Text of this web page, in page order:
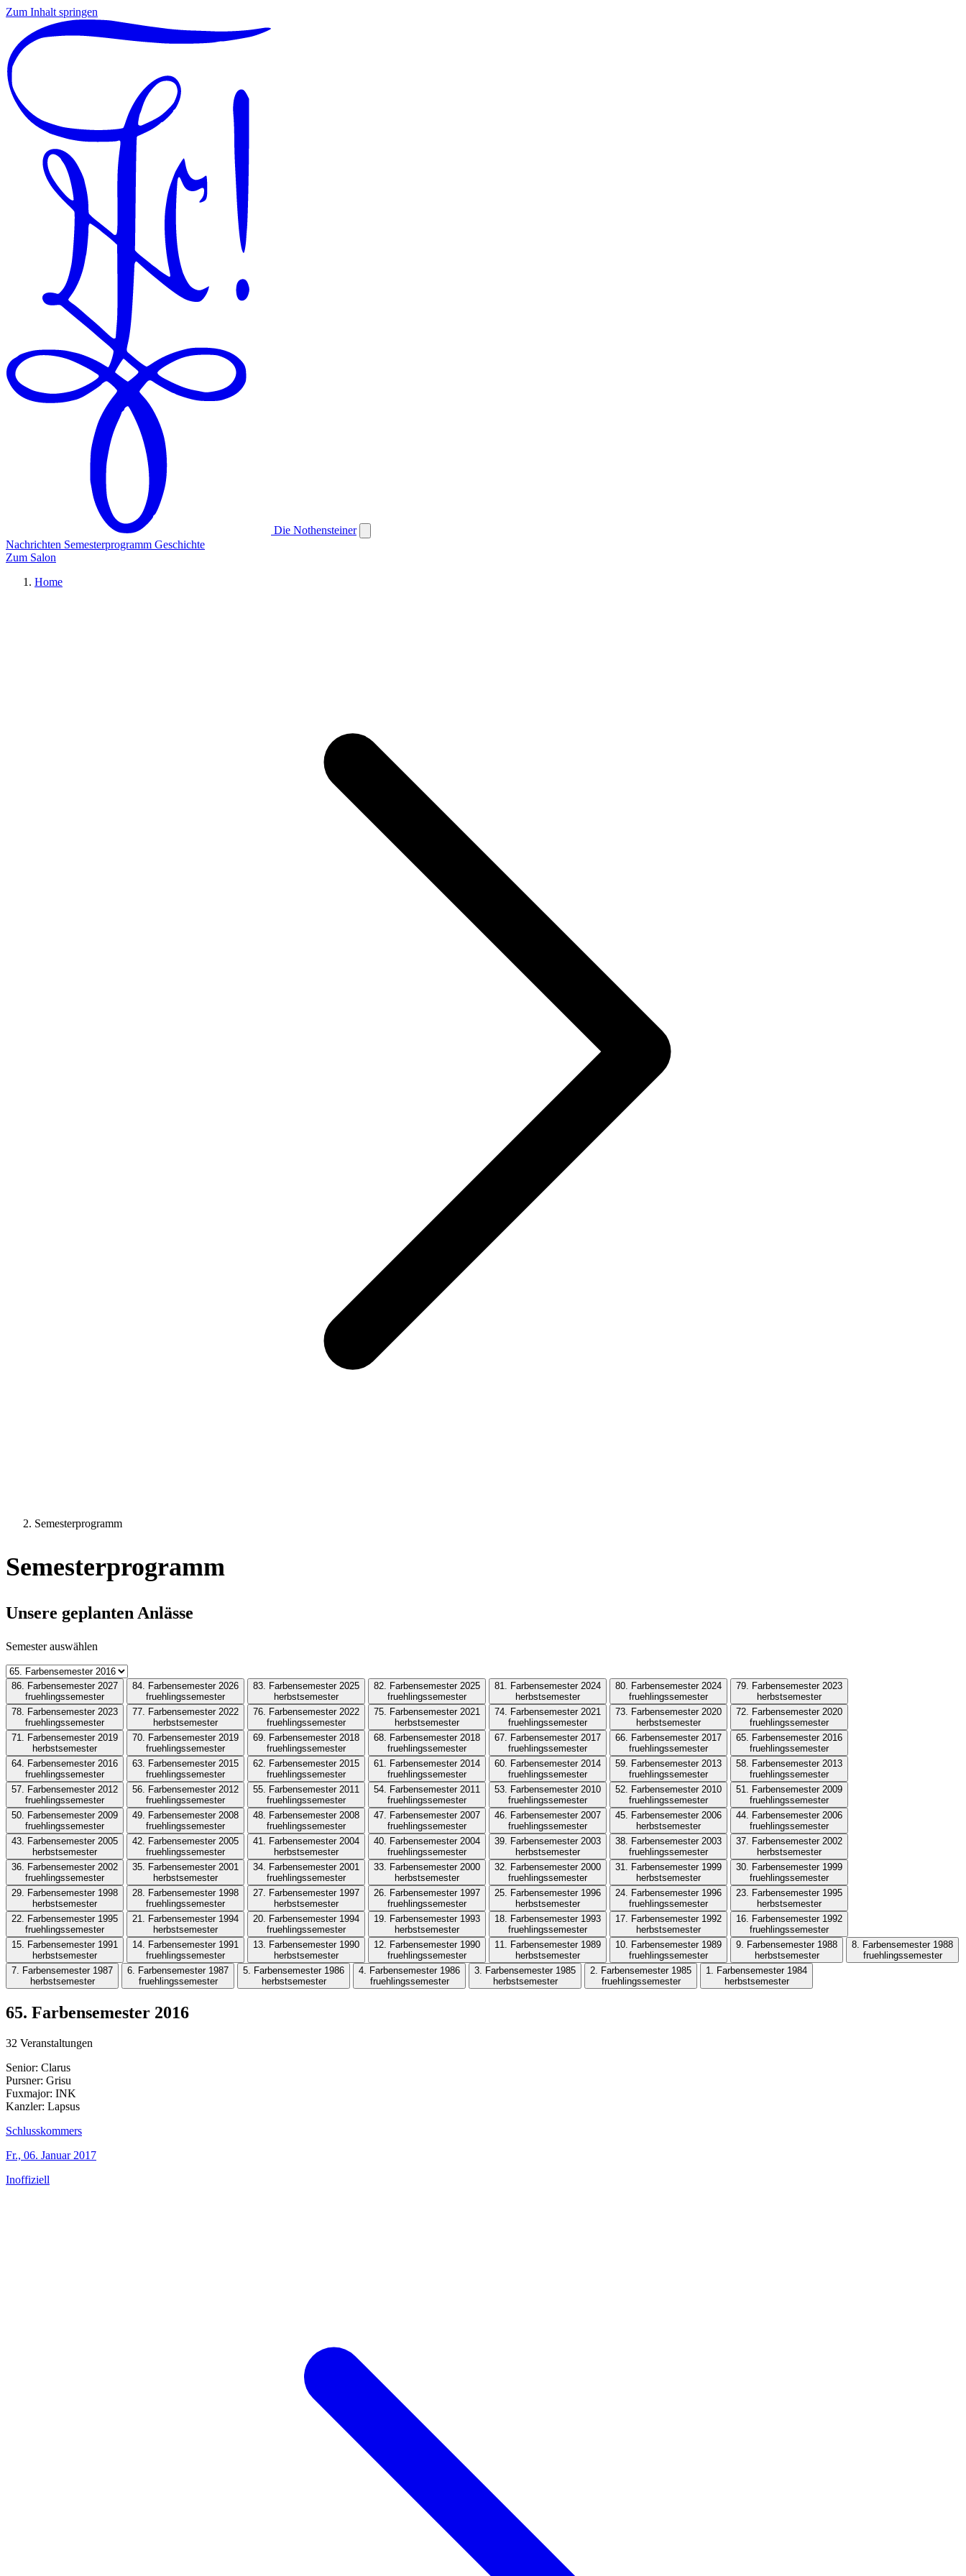
Zum Inhalt springen
Die Nothensteiner
Nachrichten Semesterprogramm Geschichte
Zum Salon
Home
Semesterprogramm
Semesterprogramm
Unsere geplanten Anlässe
Semester auswählen
86. Farbensemester 2027
fruehlingssemester
84. Farbensemester 2026
fruehlingssemester
83. Farbensemester 2025
herbstsemester
82. Farbensemester 2025
fruehlingssemester
81. Farbensemester 2024
herbstsemester
80. Farbensemester 2024
fruehlingssemester
79. Farbensemester 2023
herbstsemester
78. Farbensemester 2023
fruehlingssemester
77. Farbensemester 2022
herbstsemester
76. Farbensemester 2022
fruehlingssemester
75. Farbensemester 2021
herbstsemester
74. Farbensemester 2021
fruehlingssemester
73. Farbensemester 2020
herbstsemester
72. Farbensemester 2020
fruehlingssemester
71. Farbensemester 2019
herbstsemester
70. Farbensemester 2019
fruehlingssemester
69. Farbensemester 2018
fruehlingssemester
68. Farbensemester 2018
fruehlingssemester
67. Farbensemester 2017
fruehlingssemester
66. Farbensemester 2017
fruehlingssemester
65. Farbensemester 2016
fruehlingssemester
64. Farbensemester 2016
fruehlingssemester
63. Farbensemester 2015
fruehlingssemester
62. Farbensemester 2015
fruehlingssemester
61. Farbensemester 2014
fruehlingssemester
60. Farbensemester 2014
fruehlingssemester
59. Farbensemester 2013
fruehlingssemester
58. Farbensemester 2013
fruehlingssemester
57. Farbensemester 2012
fruehlingssemester
56. Farbensemester 2012
fruehlingssemester
55. Farbensemester 2011
fruehlingssemester
54. Farbensemester 2011
fruehlingssemester
53. Farbensemester 2010
fruehlingssemester
52. Farbensemester 2010
fruehlingssemester
51. Farbensemester 2009
fruehlingssemester
50. Farbensemester 2009
fruehlingssemester
49. Farbensemester 2008
fruehlingssemester
48. Farbensemester 2008
fruehlingssemester
47. Farbensemester 2007
fruehlingssemester
46. Farbensemester 2007
fruehlingssemester
45. Farbensemester 2006
herbstsemester
44. Farbensemester 2006
fruehlingssemester
43. Farbensemester 2005
herbstsemester
42. Farbensemester 2005
fruehlingssemester
41. Farbensemester 2004
herbstsemester
40. Farbensemester 2004
fruehlingssemester
39. Farbensemester 2003
herbstsemester
38. Farbensemester 2003
fruehlingssemester
37. Farbensemester 2002
herbstsemester
36. Farbensemester 2002
fruehlingssemester
35. Farbensemester 2001
herbstsemester
34. Farbensemester 2001
fruehlingssemester
33. Farbensemester 2000
herbstsemester
32. Farbensemester 2000
fruehlingssemester
31. Farbensemester 1999
herbstsemester
30. Farbensemester 1999
fruehlingssemester
29. Farbensemester 1998
herbstsemester
28. Farbensemester 1998
fruehlingssemester
27. Farbensemester 1997
herbstsemester
26. Farbensemester 1997
fruehlingssemester
25. Farbensemester 1996
herbstsemester
24. Farbensemester 1996
fruehlingssemester
23. Farbensemester 1995
herbstsemester
22. Farbensemester 1995
fruehlingssemester
21. Farbensemester 1994
herbstsemester
20. Farbensemester 1994
fruehlingssemester
19. Farbensemester 1993
herbstsemester
18. Farbensemester 1993
fruehlingssemester
17. Farbensemester 1992
herbstsemester
16. Farbensemester 1992
fruehlingssemester
15. Farbensemester 1991
herbstsemester
14. Farbensemester 1991
fruehlingssemester
13. Farbensemester 1990
herbstsemester
12. Farbensemester 1990
fruehlingssemester
11. Farbensemester 1989
herbstsemester
10. Farbensemester 1989
fruehlingssemester
9. Farbensemester 1988
herbstsemester
8. Farbensemester 1988
fruehlingssemester
7. Farbensemester 1987
herbstsemester
6. Farbensemester 1987
fruehlingssemester
5. Farbensemester 1986
herbstsemester
4. Farbensemester 1986
fruehlingssemester
3. Farbensemester 1985
herbstsemester
2. Farbensemester 1985
fruehlingssemester
1. Farbensemester 1984
herbstsemester
65. Farbensemester 2016
32 Veranstaltungen
Senior: Clarus
Pursner: Grisu
Fuxmajor: INK
Kanzler: Lapsus
Schlusskommers
Fr., 06. Januar 2017
Inoffiziell